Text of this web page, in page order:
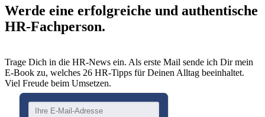
Werde eine erfolgreiche und authentische
HR-Fachperson.
Trage Dich in die HR-News ein. Als erste Mail sende ich Dir mein
E-Book zu, welches 26 HR-Tipps für Deinen Alltag beeinhaltet.
Viel Freude beim Umsetzen.